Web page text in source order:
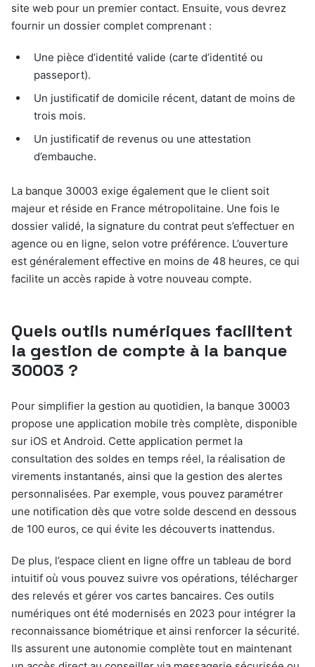
site web pour un premier contact. Ensuite, vous devrez
fournir un dossier complet comprenant :
Une pièce d’identité valide (carte d’identité ou
passeport).
Un justificatif de domicile récent, datant de moins de
trois mois.
Un justificatif de revenus ou une attestation
d’embauche.
La banque 30003 exige également que le client soit
majeur et réside en France métropolitaine. Une fois le
dossier validé, la signature du contrat peut s’effectuer en
agence ou en ligne, selon votre préférence. L’ouverture
est généralement effective en moins de 48 heures, ce qui
facilite un accès rapide à votre nouveau compte.
Quels outils numériques facilitent
la gestion de compte à la banque
30003 ?
Pour simplifier la gestion au quotidien, la banque 30003
propose une application mobile très complète, disponible
sur iOS et Android. Cette application permet la
consultation des soldes en temps réel, la réalisation de
virements instantanés, ainsi que la gestion des alertes
personnalisées. Par exemple, vous pouvez paramétrer
une notification dès que votre solde descend en dessous
de 100 euros, ce qui évite les découverts inattendus.
De plus, l’espace client en ligne offre un tableau de bord
intuitif où vous pouvez suivre vos opérations, télécharger
des relevés et gérer vos cartes bancaires. Ces outils
numériques ont été modernisés en 2023 pour intégrer la
reconnaissance biométrique et ainsi renforcer la sécurité.
Ils assurent une autonomie complète tout en maintenant